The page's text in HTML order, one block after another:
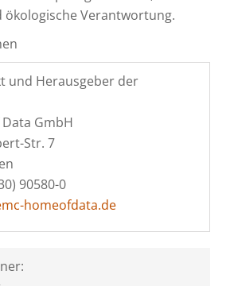
ökologische Verantwortung.
und Herausgeber der
GmbH
Str. 7
90580-0
homeofdata.de